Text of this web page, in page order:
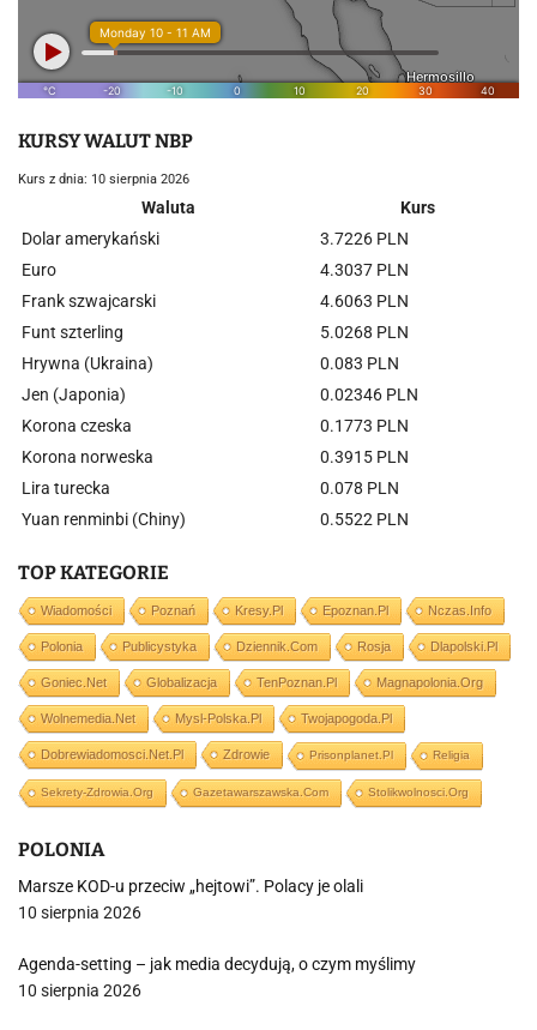
KURSY WALUT NBP
Kurs z dnia: 10 sierpnia 2026
Waluta
Kurs
Dolar amerykański
3.7226 PLN
Euro
4.3037 PLN
Frank szwajcarski
4.6063 PLN
Funt szterling
5.0268 PLN
Hrywna (Ukraina)
0.083 PLN
Jen (Japonia)
0.02346 PLN
Korona czeska
0.1773 PLN
Korona norweska
0.3915 PLN
Lira turecka
0.078 PLN
Yuan renminbi (Chiny)
0.5522 PLN
TOP KATEGORIE
Wiadomości Poznań Kresy.pl Epoznan.pl Nczas.info
Polonia Publicystyka Dziennik.com Rosja Dlapolski.pl
Goniec.net Globalizacja TenPoznan.pl Magnapolonia.org
Wolnemedia.net Mysl-Polska.pl Twojapogoda.pl
Dobrewiadomosci.net.pl Zdrowie Prisonplanet.pl Religia
Sekrety-Zdrowia.org Gazetawarszawska.com Stolikwolnosci.org
POLONIA
Marsze KOD-u przeciw „hejtowi”. Polacy je olali
10 sierpnia 2026
Agenda-setting – jak media decydują, o czym myślimy
10 sierpnia 2026